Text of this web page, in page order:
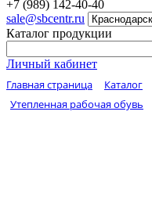
+7 (989) 142-40-40
sale@sbcentr.ru
Каталог продукции
Личный кабинет
Главная страница Каталог
Утепленная рабочая обувь